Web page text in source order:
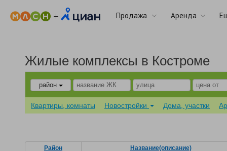
Продажа Аренда
Жилые комплексы в Костроме
район
Квартиры, комнаты Новостройки Дома, участки
Район
Название(описание)